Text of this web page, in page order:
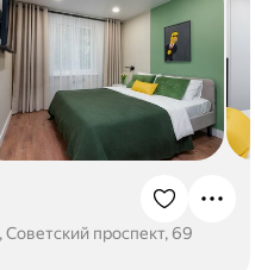
проспект, 69